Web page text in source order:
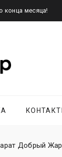
конца месяца!
Добрый